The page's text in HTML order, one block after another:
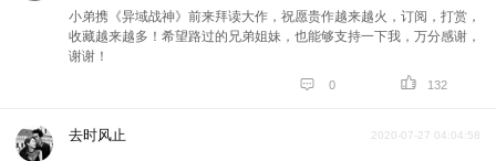
小弟携《异域战神》前来拜读大作，祝愿贵作越来越火，订阅，打赏，
收藏越来越多！希望路过的兄弟姐妹，也能够支持一下我，万分感谢，
谢谢！
 0  132
去时风止 2020-07-27 04:04:58